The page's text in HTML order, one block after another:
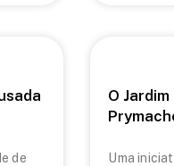
de
O
Uma